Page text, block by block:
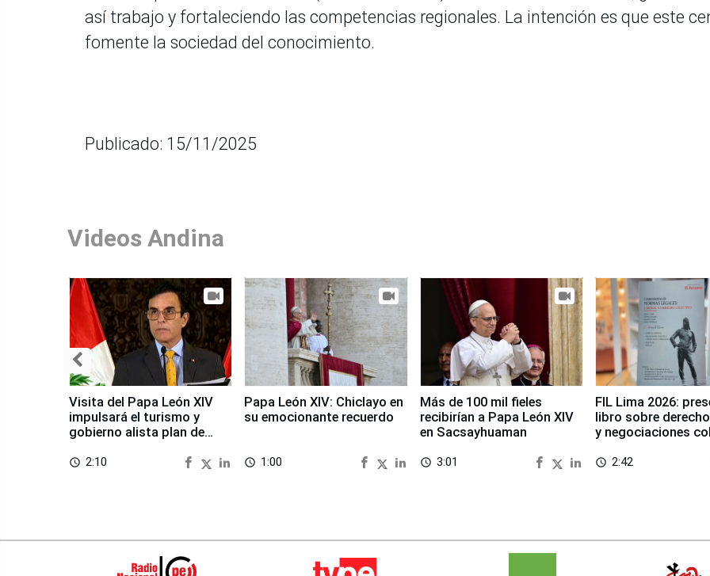
así trabajo y fortaleciendo las competencias regionales. La intención es que este
fomente la sociedad del conocimiento.
Publicado: 15/11/2025
Videos Andina
Visita del Papa León XIV
impulsará el turismo y
gobierno alista plan de
access_time 2:10
Papa León XIV: Chiclayo en
su emocionante recuerdo
access_time 1:00
Más de 100 mil fieles
recibirían a Papa León XIV
en Sacsayhuaman
access_time 3:01
FIL Lima 2026:
libro sobre
y negociaciones
access_time 2:42